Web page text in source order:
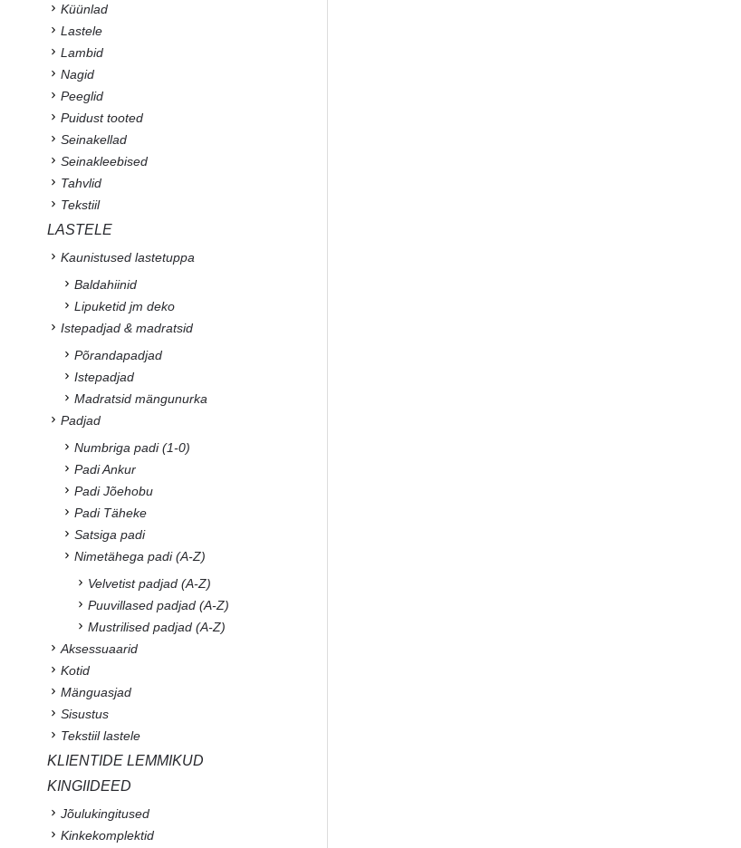
Küünlad
Lastele
Lambid
Nagid
Peeglid
Puidust tooted
Seinakellad
Seinakleebised
Tahvlid
Tekstiil
LASTELE
Kaunistused lastetuppa
Baldahiinid
Lipuketid jm deko
Istepadjad & madratsid
Põrandapadjad
Istepadjad
Madratsid mängunurka
Padjad
Numbriga padi (1-0)
Padi Ankur
Padi Jõehobu
Padi Täheke
Satsiga padi
Nimetähega padi (A-Z)
Velvetist padjad (A-Z)
Puuvillased padjad (A-Z)
Mustrilised padjad (A-Z)
Aksessuaarid
Kotid
Mänguasjad
Sisustus
Tekstiil lastele
KLIENTIDE LEMMIKUD
KINGIIDEED
Jõulukingitused
Kinkekomplektid